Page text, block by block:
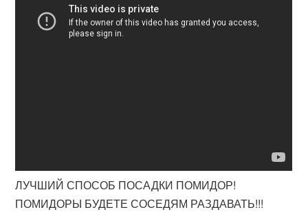
ЛУЧШИЙ СПОСОБ ПОСАДКИ ПОМИДОР!
ПОМИДОРЫ БУДЕТЕ СОСЕДЯМ РАЗДАВАТЬ!!!